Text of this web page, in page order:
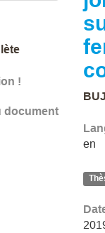
!
document
en